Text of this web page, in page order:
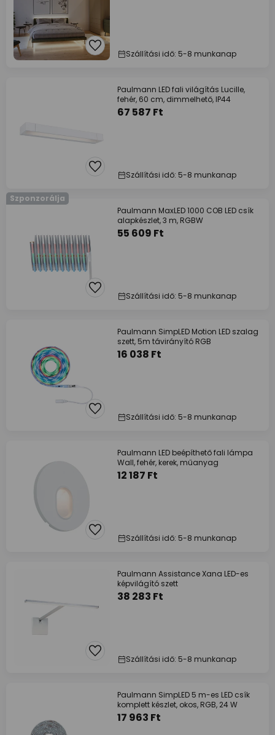
Szállítási idő: 5-8 munkanap
Paulmann LED fali világítás Lucille,
fehér, 60 cm, dimmelhető, IP44
67 587 Ft
Szállítási idő: 5-8 munkanap
Szponzorálja
Paulmann MaxLED 1000 COB LED csík
alapkészlet, 3 m, RGBW
55 609 Ft
Szállítási idő: 5-8 munkanap
Paulmann SimpLED Motion LED szalag
szett, 5m távirányító RGB
16 038 Ft
Szállítási idő: 5-8 munkanap
Paulmann LED beépíthető fali lámpa
Wall, fehér, kerek, műanyag
12 187 Ft
Szállítási idő: 5-8 munkanap
Paulmann Assistance Xana LED-es
képvilágító szett
38 283 Ft
Szállítási idő: 5-8 munkanap
Paulmann SimpLED 5 m-es LED csík
komplett készlet, okos, RGB, 24 W
17 963 Ft